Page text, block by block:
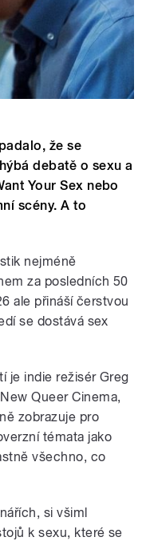
že se
debatě o sexu a
Your Sex nebo
scény. A to
nejméně
za posledních 50
ale přináší čerstvou
se dostává sex
je indie režisér Greg
Queer Cinema,
zobrazuje pro
témata jako
všechno, co
si všiml
k sexu, které se